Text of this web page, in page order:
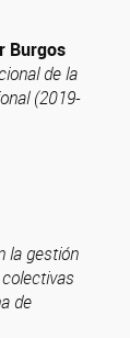
Burgos
de la
(2019-
la gestión
de